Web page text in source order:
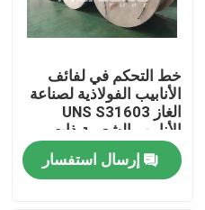
جولة في المعمل
مراقبة الجودة
اتصل بنا
خط التحكم في لفائف
الأنابيب الفولاذية لصناعة
الغاز UNS S31603
الأنابيب الشعرية ذات
الضغط العالي
إرسال استفسار